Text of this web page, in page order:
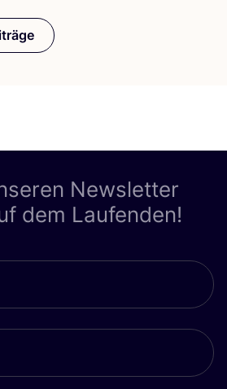
Newsletter
dem Laufenden!